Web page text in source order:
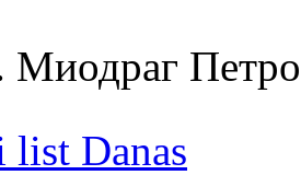
list Danas